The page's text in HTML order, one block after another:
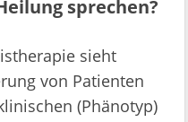
sprechen?
sieht
von Patienten
(Phänotyp)